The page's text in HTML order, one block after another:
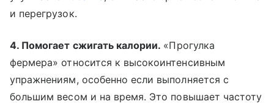
и перегрузок.
4. Помогает сжигать калории. «Прогулка
фермера» относится к высокоинтенсивным
упражнениям, особенно если выполняется с
большим весом и на время. Это повышает частоту